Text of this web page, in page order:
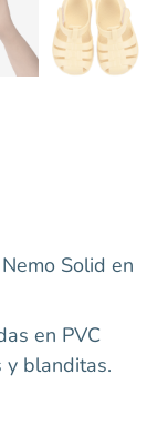
Solid en
en PVC
y blanditas.